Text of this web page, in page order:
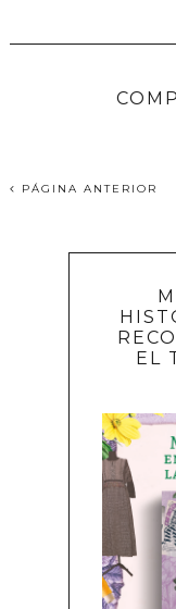
PÁGINA ANTERIOR
EL